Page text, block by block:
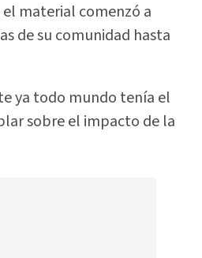
material comenzó a
de su comunidad hasta
ya todo mundo tenía el
sobre el impacto de la